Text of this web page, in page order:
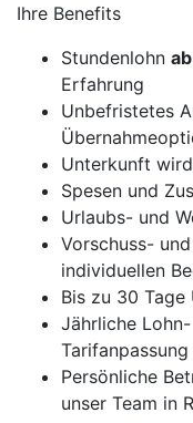
Ihre Benefits
Stundenlohn
Erfahrung
Unbefristetes
Unterkunft
Spesen und
Urlaubs- und
Vorschuss-
individuellen
Bis zu 30 Tage
Jährliche
Tarifanpassung
Persönliche
unser Team in